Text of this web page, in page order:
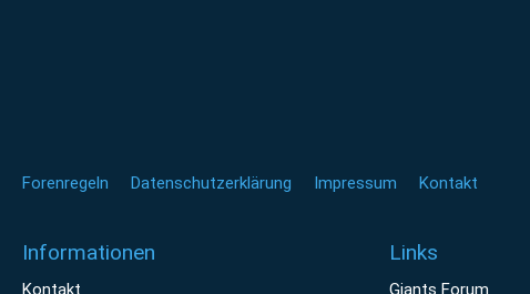
Forenregeln Datenschutzerklärung Impressum Kontakt
Informationen
Kontakt
Links
Giants Forum